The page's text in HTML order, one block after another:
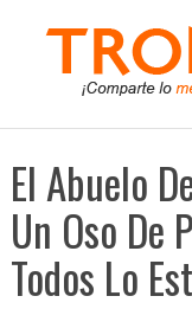
El Abuelo
Un Oso De
Todos Lo